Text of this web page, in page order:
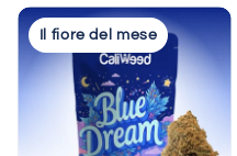
Il fiore del mese